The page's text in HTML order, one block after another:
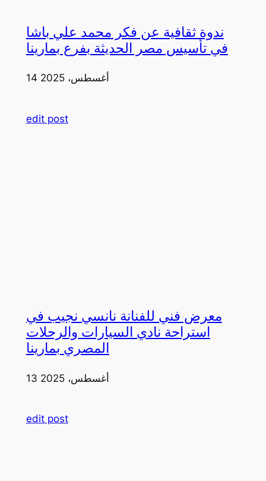
ندوة ثقافية عن فكر محمد علي باشا
في تأسيس مصر الحديثة بفرع بمارينا
14 أغسطس، 2025
edit post
معرض فني للفنانة نانسي نجيب في
استراحة نادي السيارات والرحلات
المصري بمارينا
13 أغسطس، 2025
edit post